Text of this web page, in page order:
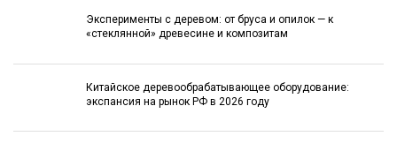
Эксперименты с деревом: от бруса и опилок — к
«стеклянной» древесине и композитам
Китайское деревообрабатывающее оборудование:
экспансия на рынок РФ в 2026 году